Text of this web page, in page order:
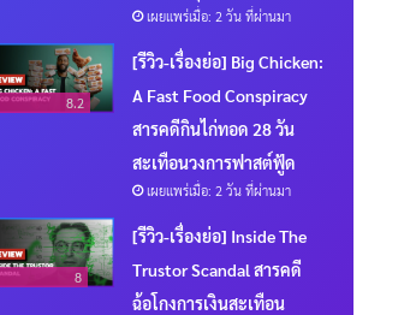
เผยแพร่เมื่อ: 2 วัน ที่ผ่านมา
8.2
[รีวิว-เรื่องย่อ] Big Chicken:
A Fast Food Conspiracy
สารคดีกินไก่ทอด 28 วัน
สะเทือนวงการฟาสต์ฟู้ด
เผยแพร่เมื่อ: 2 วัน ที่ผ่านมา
8
[รีวิว-เรื่องย่อ] Inside The
Trustor Scandal สารคดี
ฉ้อโกงการเงินสะเทือน